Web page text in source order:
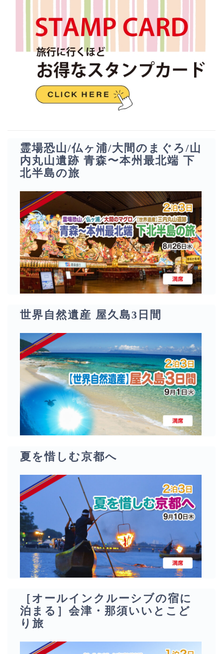
霊場恐山/仏ヶ浦/大間のまぐろ/山
内丸山遺跡 青森〜本州最北端 下
北半島の旅
世界自然遺産 屋久島3日間
夏を惜しむ京都へ
［オールインクルーシブの宿に
泊まる］会津・那須いいとこど
り旅